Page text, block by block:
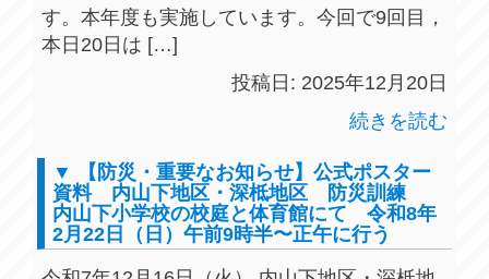
す。本年度も実施しています。今回で9回目，
本日20日は […]
投稿日: 2025年12月20日
続きを読む
▼ 【防災・重要なお知らせ】公式ポスター
資料 内山下地区・深柢地区 防災訓練
内山下小学校の校庭と体育館にて 令和8年
2月22日（日）午前9時半〜正午に行う